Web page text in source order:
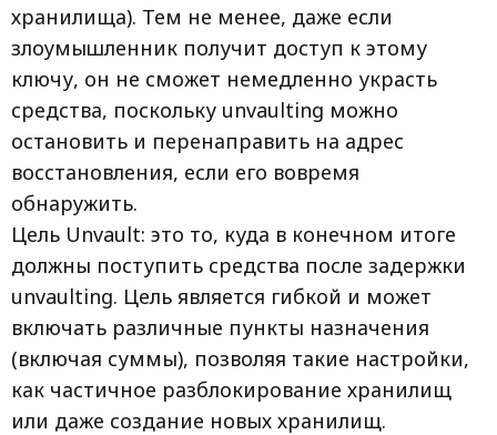
хранилища). Тем не менее, даже если
злоумышленник получит доступ к этому
ключу, он не сможет немедленно украсть
средства, поскольку unvaulting можно
остановить и перенаправить на адрес
восстановления, если его вовремя
обнаружить.
Цель Unvault: это то, куда в конечном итоге
должны поступить средства после задержки
unvaulting. Цель является гибкой и может
включать различные пункты назначения
(включая суммы), позволяя такие настройки,
как частичное разблокирование хранилищ
или даже создание новых хранилищ.